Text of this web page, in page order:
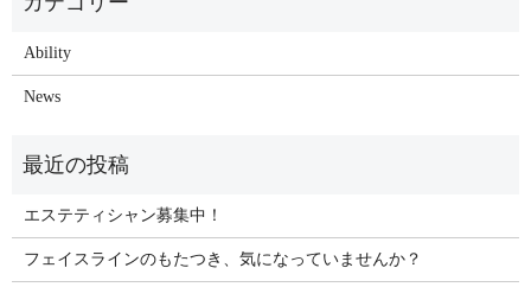
Ability
News
エステティシャン募集中！
フェイスラインのもたつき、気になっていませんか？